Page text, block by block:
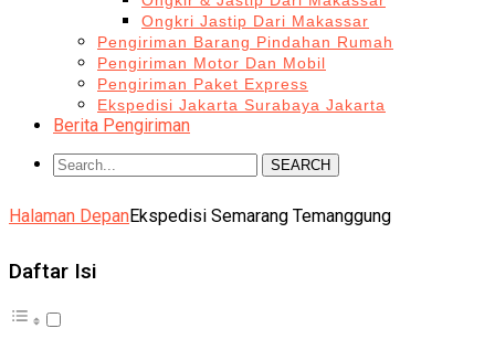
Ongkri Jastip Dari Makassar
Pengiriman Barang Pindahan Rumah
Pengiriman Motor Dan Mobil
Pengiriman Paket Express
Ekspedisi Jakarta Surabaya Jakarta
Berita Pengiriman
SEARCH
Halaman DepanEkspedisi Semarang Temanggung
Daftar Isi